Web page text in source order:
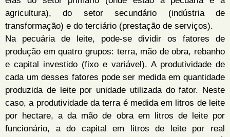
agricultura), do setor secundário (indústria de
transformação) e do terciário (prestação de serviços).
Na pecuária de leite, pode-se dividir os fatores de
produção em quatro grupos: terra, mão de obra, rebanho
e capital investido (fixo e variável). A produtividade de
cada um desses fatores pode ser medida em quantidade
produzida de leite por unidade utilizada do fator. Neste
caso, a produtividade da terra é medida em litros de leite
por hectare, a da mão de obra em litros de leite por
funcionário, a do capital em litros de leite por real